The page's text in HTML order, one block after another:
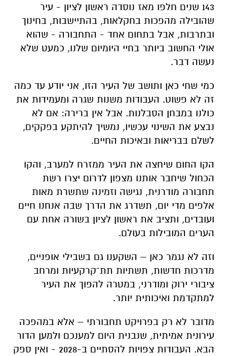
143 שנים חלפו מאז נוסדה ראשון לציון - עיר
שהובילה מהפכות בחקלאות, בהתיישבות, בחינוך
ובתרבות, אבל בתחום אחד - התחבורה - שהוא
אולי החשוב ביותר בחיי היומיום שלנו, כמעט שלא
נעשה דבר.
כמי שחי כאן ותושב של העיר הזו, אני יודע עד כמה
זה לא פשוט. העבודות משנות שגרה ומעמידות את
כולנו במבחן הסבלנות. אבל אין ברירה: אם לא
נבצע את השינוי עכשיו, נמשיך להיתקע בפקקים,
לשלם בבריאות ובאיכות החיים.
הקו החום שיחצה את העיר ממזרח למערב, והקו
הכחול שיחבר אותנו מצפון לדרום יצרו רשת
תחבורה מודרנית, נגישה וזמינה שתשרת מאות
אלפים מדי יום, תשדרג את הדרך שבה אנחנו חיים
ועובדים, ותציב את ראשון לציון בשורה אחת עם
הערים המובילות בעולם.
וזה לא נגמר כאן – השקענו גם בשבילי אופניים,
מדרכות חדשות, תשתיות תת־קרקעיות ומרחב
ציבורי ירוק ומודרני, במטרה להפוך את העיר
למתקדמת ואיכותית יותר.
מדובר לא רק בפרויקט תחבורתי – אלא במהפכה
עירונית אמיתית, שנבנית היום למענכם ולמען הדור
הבא. העבודות צפויות להסתיים ב-2028 - ואין ספק